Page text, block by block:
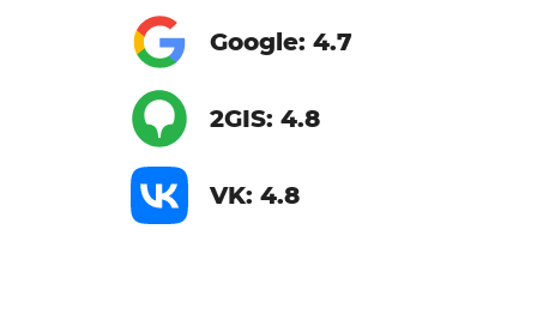
Google: 4.7
2GIS: 4.8
VK: 4.8